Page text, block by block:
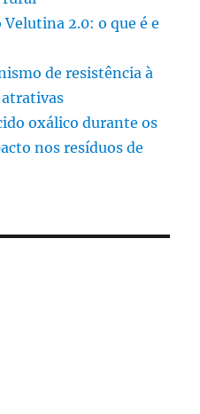
2.0: o que é e
de resistência à
oxálico durante os
nos resíduos de